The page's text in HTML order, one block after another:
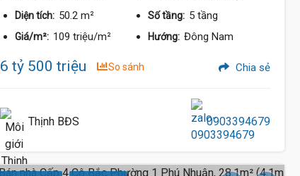
Diện tích: 50.2 m² Số tầng: 5 tầng
Giá/m²: 109 triệu/m² Hướng: Đông Nam
6 tỷ 500 triệu So sánh Chia sẻ
Thịnh BĐS 0903394679